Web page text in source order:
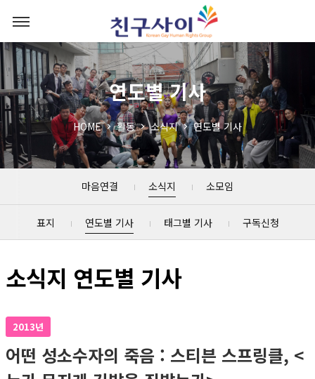
연도별 기사
HOME 활동 소식지 연도별 기사
마음연결 소식지 소모임
표지 연도별 기사 태그별 기사 구독신청
소식지 연도별 기사
2013년
어떤 성소수자의 죽음 : 스티븐 스프링클, <